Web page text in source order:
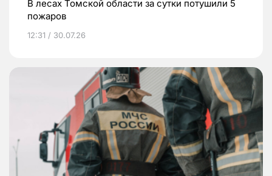
В лесах Томской области за сутки потушили 5
пожаров
12:31 / 30.07.26